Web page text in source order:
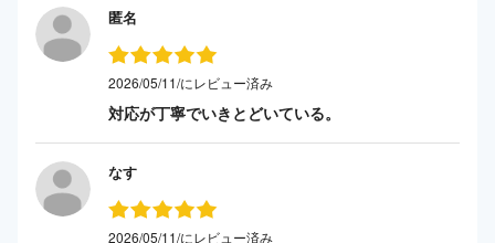
匿名
2026/05/11/にレビュー済み
対応が丁寧でいきとどいている。
なす
2026/05/11/にレビュー済み